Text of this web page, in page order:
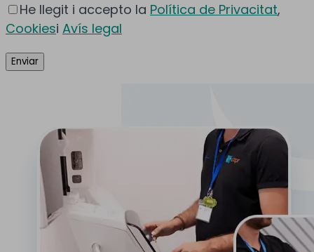
He llegit i accepto la Política de Privacitat,
Cookiesi Avís legal